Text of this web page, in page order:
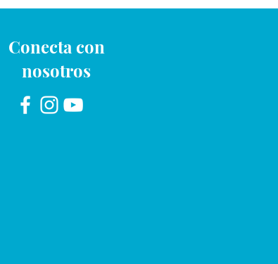
Conecta con
nosotros